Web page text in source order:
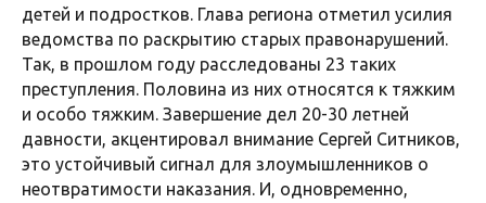
детей и подростков. Глава региона отметил усилия
ведомства по раскрытию старых правонарушений.
Так, в прошлом году расследованы 23 таких
преступления. Половина из них относятся к тяжким
и особо тяжким. Завершение дел 20-30 летней
давности, акцентировал внимание Сергей Ситников,
это устойчивый сигнал для злоумышленников о
неотвратимости наказания. И, одновременно,